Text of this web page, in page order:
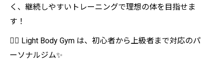
く、継続しやすいトレーニングで理想の体を目指せま
す！
🏋️‍♀️ Light Body Gym は、初心者から上級者まで対応のパ
ーソナルジム✨